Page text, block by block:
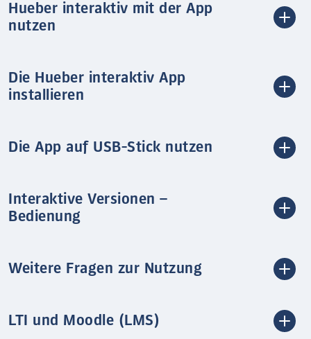
Hueber interaktiv mit der App
nutzen
Die Hueber interaktiv App
installieren
Die App auf USB-Stick nutzen
Interaktive Versionen –
Bedienung
Weitere Fragen zur Nutzung
LTI und Moodle (LMS)